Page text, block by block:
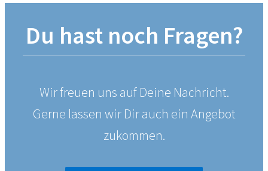
Du hast noch Fragen?
Wir freuen uns auf Deine Nachricht.
Gerne lassen wir Dir auch ein Angebot
zukommen.